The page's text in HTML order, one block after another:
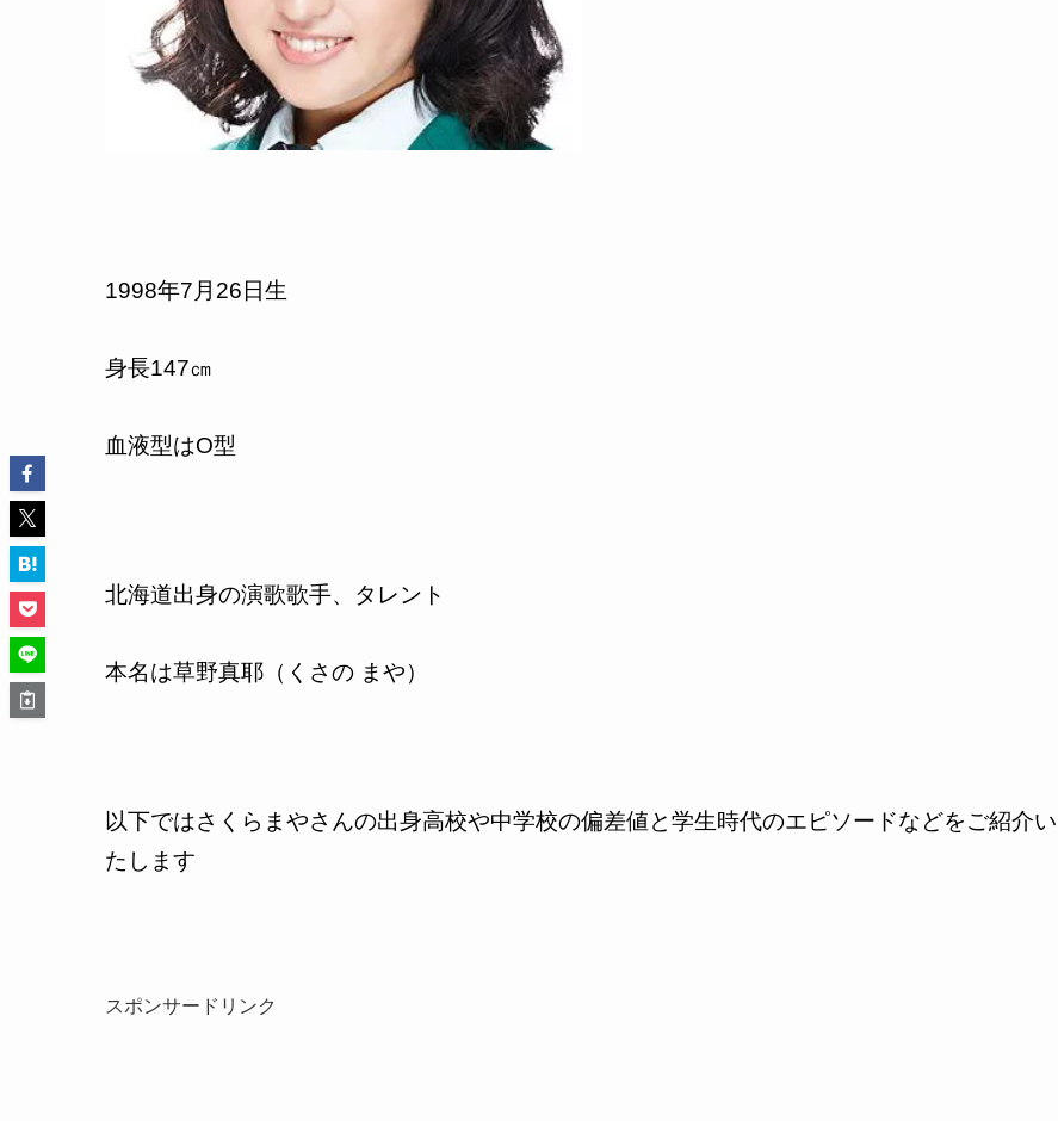
1998年7月 26 日生
身長147㎝
血液型はO型
北海道出身の演歌歌手、タレント
本名は草野真耶（くさの まや）
以下ではさくらまやさんの出身高校や中学校の偏差値と学生時代のエピソードなどをご紹介い
たします
スポンサードリンク